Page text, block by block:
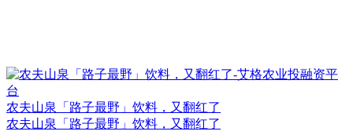
农夫山泉「路子最野」饮料，又翻红了
农夫山泉「路子最野」饮料，又翻红了